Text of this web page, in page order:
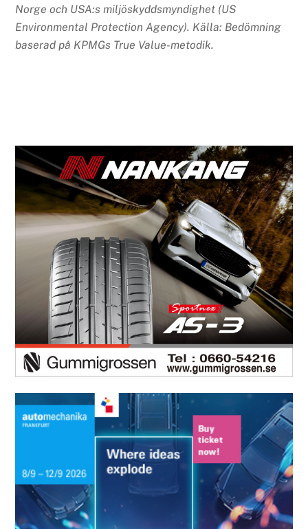
Norge och USA:s miljöskyddsmyndighet (US
Environmental Protection Agency). Källa: Bedömning
baserad på KPMGs True Value-metodik.